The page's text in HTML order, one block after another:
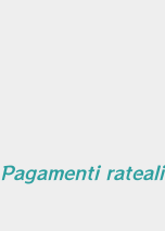
Pagamenti rateali